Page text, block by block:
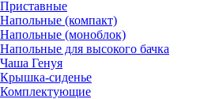
Приставные
Напольные (компакт)
Напольные (моноблок)
Напольные для высокого бачка
Чаша Генуя
Крышка-сиденье
Комплектующие